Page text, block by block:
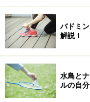
ラケットの重
表示から知る
店頭でラケットを選
ットの重さと、グリ
す。
バドミ
解説！
水鳥と
ルの自